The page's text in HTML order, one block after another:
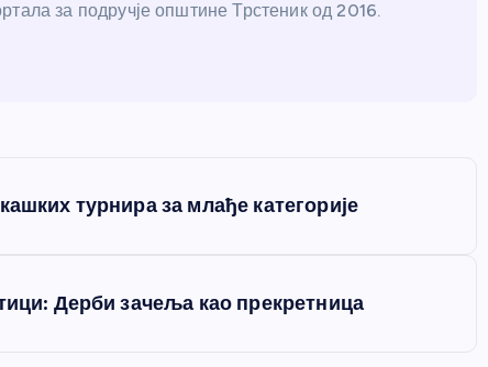
за подручје општине Трстеник од 2016.
турнира за млађе категорије
Дерби зачеља као прекретница